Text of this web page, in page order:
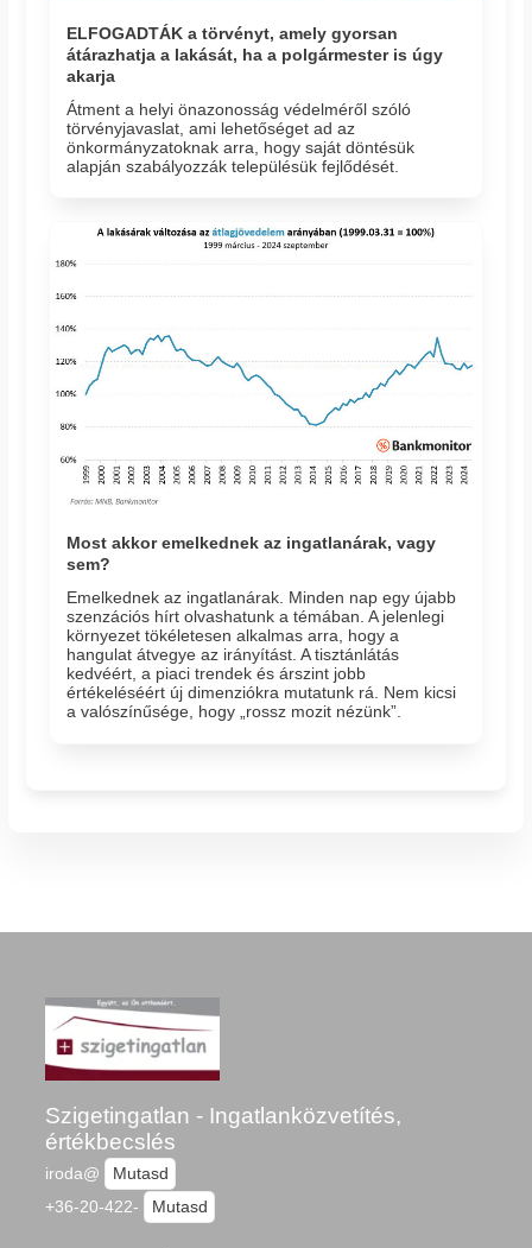
ELFOGADTÁK a törvényt, amely gyorsan
átárazhatja a lakását, ha a polgármester is úgy
akarja
Átment a helyi önazonosság védelméről szóló
törvényjavaslat, ami lehetőséget ad az
önkormányzatoknak arra, hogy saját döntésük
alapján szabályozzák településük fejlődését.
Most akkor emelkednek az ingatlanárak, vagy
sem?
Emelkednek az ingatlanárak. Minden nap egy újabb
szenzációs hírt olvashatunk a témában. A jelenlegi
környezet tökéletesen alkalmas arra, hogy a
hangulat átvegye az irányítást. A tisztánlátás
kedvéért, a piaci trendek és árszint jobb
értékeléséért új dimenziókra mutatunk rá. Nem kicsi
a valószínűsége, hogy „rossz mozit nézünk”.
Szigetingatlan - Ingatlanközvetítés,
értékbecslés
iroda@
Mutasd
+36-20-422-
Mutasd